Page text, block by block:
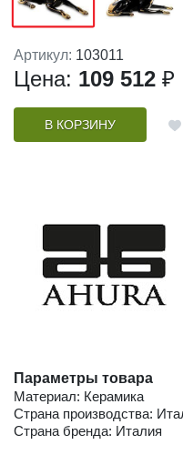
Артикул: 103011
Цена: 109 512 ₽
В КОРЗИНУ
Параметры товара
Материал: Керамика
Страна производства:
Страна бренда: Италия